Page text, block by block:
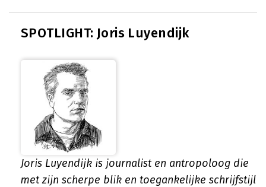
SPOTLIGHT: Joris Luyendijk
Joris Luyendijk is journalist en antropoloog die
met zijn scherpe blik en toegankelijke schrijfstijl